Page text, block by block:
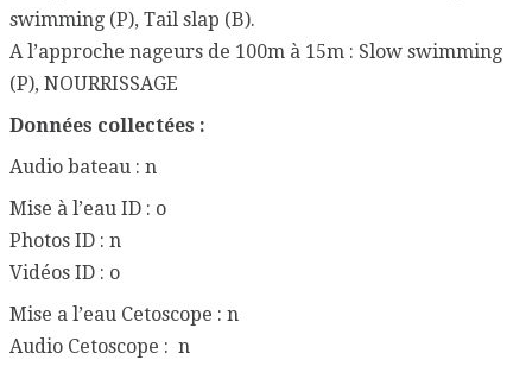
swimming (P), Tail slap (B).
A l’approche nageurs de 100m à 15m : Slow swimming
(P), NOURRISSAGE
Données collectées :
Audio bateau : n
Mise à l’eau ID : o
Photos ID : n
Vidéos ID : o
Mise a l’eau Cetoscope : n
Audio Cetoscope : n